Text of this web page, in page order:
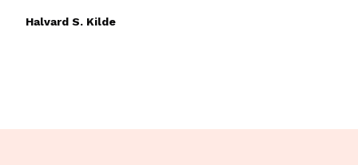
Halvard S. Kilde